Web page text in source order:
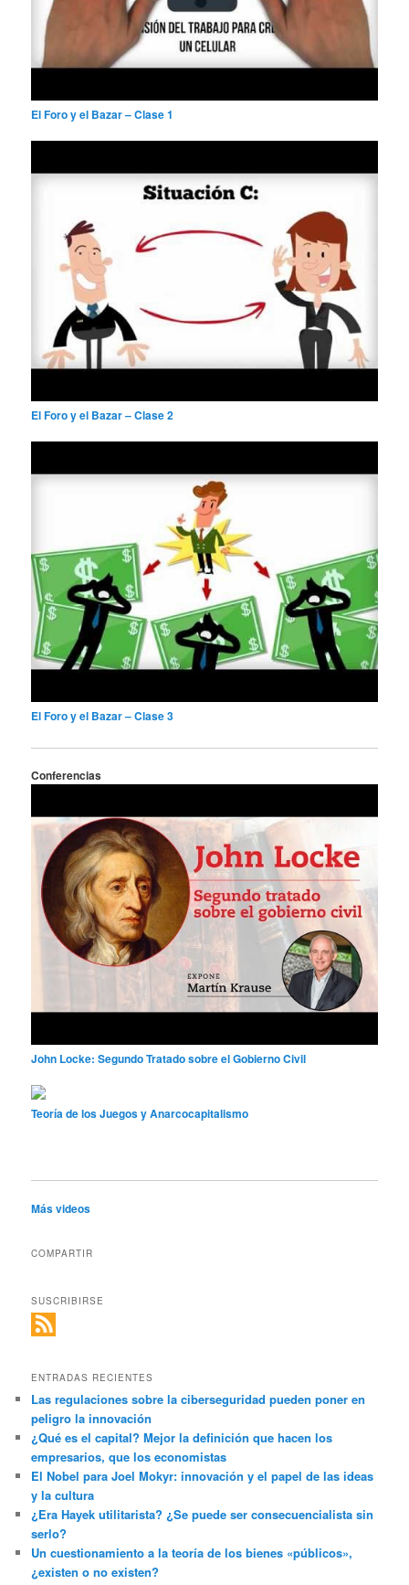
El Foro y el Bazar – Clase 1
El Foro y el Bazar – Clase 2
El Foro y el Bazar – Clase 3
Conferencias
John Locke: Segundo Tratado sobre el Gobierno Civil
Teoría de los Juegos y Anarcocapitalismo
Más videos
COMPARTIR
SUSCRIBIRSE
ENTRADAS RECIENTES
Las regulaciones sobre la ciberseguridad pueden poner en
peligro la innovación
¿Qué es el capital? Mejor la definición que hacen los
empresarios, que los economistas
El Nobel para Joel Mokyr: innovación y el papel de las ideas
y la cultura
¿Era Hayek utilitarista? ¿Se puede ser consecuencialista sin
serlo?
Un cuestionamiento a la teoría de los bienes «públicos»,
¿existen o no existen?